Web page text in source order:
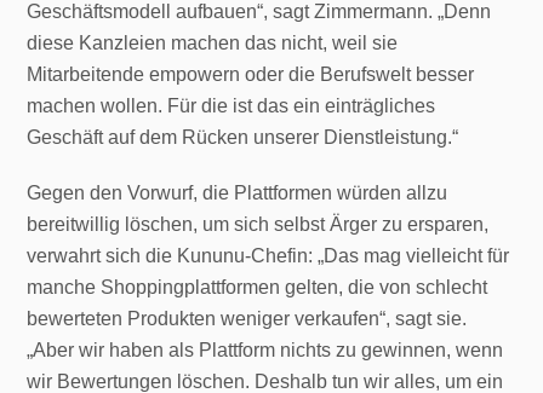
Geschäftsmodell aufbauen“, sagt Zimmermann. „Denn
diese Kanzleien machen das nicht, weil sie
Mitarbeitende empowern oder die Berufswelt besser
machen wollen. Für die ist das ein einträgliches
Geschäft auf dem Rücken unserer Dienstleistung.“
Gegen den Vorwurf, die Plattformen würden allzu
bereitwillig löschen, um sich selbst Ärger zu ersparen,
verwahrt sich die Kununu-Chefin: „Das mag vielleicht für
manche Shoppingplattformen gelten, die von schlecht
bewerteten Produkten weniger verkaufen“, sagt sie.
„Aber wir haben als Plattform nichts zu gewinnen, wenn
wir Bewertungen löschen. Deshalb tun wir alles, um ein